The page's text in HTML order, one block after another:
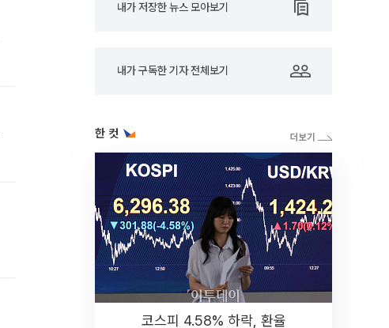
내가 저장한 뉴스 모아보기
내가 구독한 기자 전체보기
한 컷
코스피 4.58% 하락, 환율